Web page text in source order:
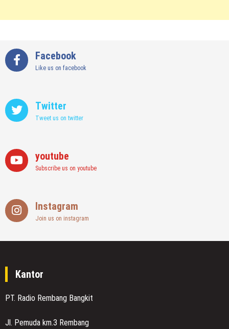
Facebook
Like us on facebook
Twitter
Tweet us on twitter
youtube
Subscribe us on youtube
Instagram
Join us on instagram
Kantor
PT. Radio Rembang Bangkit
Jl. Pemuda km.3 Rembang